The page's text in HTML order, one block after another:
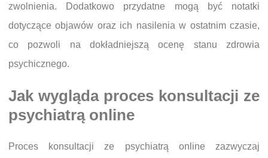
zwolnienia. Dodatkowo przydatne mogą być notatki
dotyczące objawów oraz ich nasilenia w ostatnim czasie,
co pozwoli na dokładniejszą ocenę stanu zdrowia
psychicznego.
Jak wygląda proces konsultacji ze
psychiatrą online
Proces konsultacji ze psychiatrą online zazwyczaj